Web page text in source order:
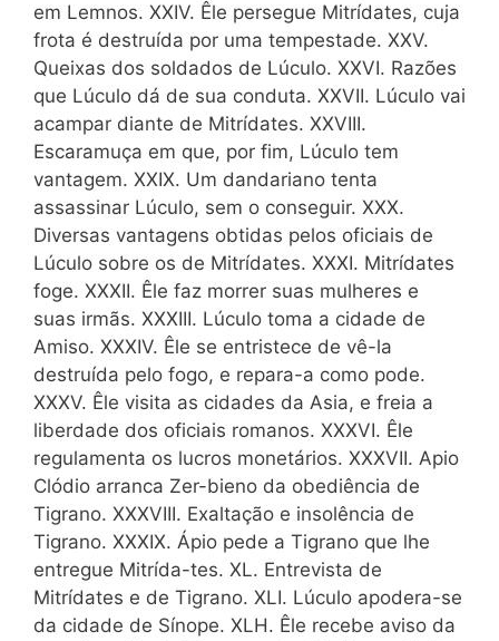
em Lemnos. XXIV. Êle persegue Mitrídates, cuja
frota é destruída por uma tempestade. XXV.
Queixas dos soldados de Lúculo. XXVI. Razões
que Lúculo dá de sua conduta. XXVII. Lúculo vai
acampar diante de Mitrídates. XXVIII.
Escaramuça em que, por fim, Lúculo tem
vantagem. XXIX. Um dandariano tenta
assassinar Lúculo, sem o conseguir. XXX.
Diversas vantagens obtidas pelos oficiais de
Lúculo sobre os de Mitrídates. XXXI. Mitrídates
foge. XXXII. Êle faz morrer suas mulheres e
suas irmãs. XXXIII. Lúculo toma a cidade de
Amiso. XXXIV. Êle se entristece de vê-la
destruída pelo fogo, e repara-a como pode.
XXXV. Êle visita as cidades da Asia, e freia a
liberdade dos oficiais romanos. XXXVI. Êle
regulamenta os lucros monetários. XXXVII. Apio
Clódio arranca Zer-bieno da obediência de
Tigrano. XXXVIII. Exaltação e insolência de
Tigrano. XXXIX. Ápio pede a Tigrano que lhe
entregue Mitrída-tes. XL. Entrevista de
Mitrídates e de Tigrano. XLI. Lúculo apodera-se
da cidade de Sínope. XLH. Êle recebe aviso da